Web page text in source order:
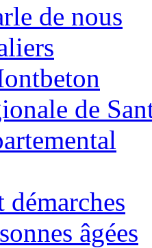
de nous
de
âgées